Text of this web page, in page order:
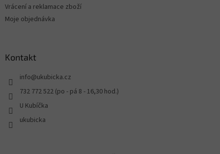
Vrácení a reklamace zboží
Moje objednávka
Kontakt
info@ukubicka.cz
732 772 522 (po - pá 8 - 16,30 hod.)
U Kubíčka
ukubicka